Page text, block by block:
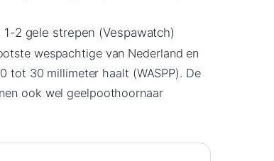
2 gele strepen (Vespawatch)
wespachtige van Nederland en
tot 30 millimeter haalt (WASPP). De
ook wel geelpoothoornaar